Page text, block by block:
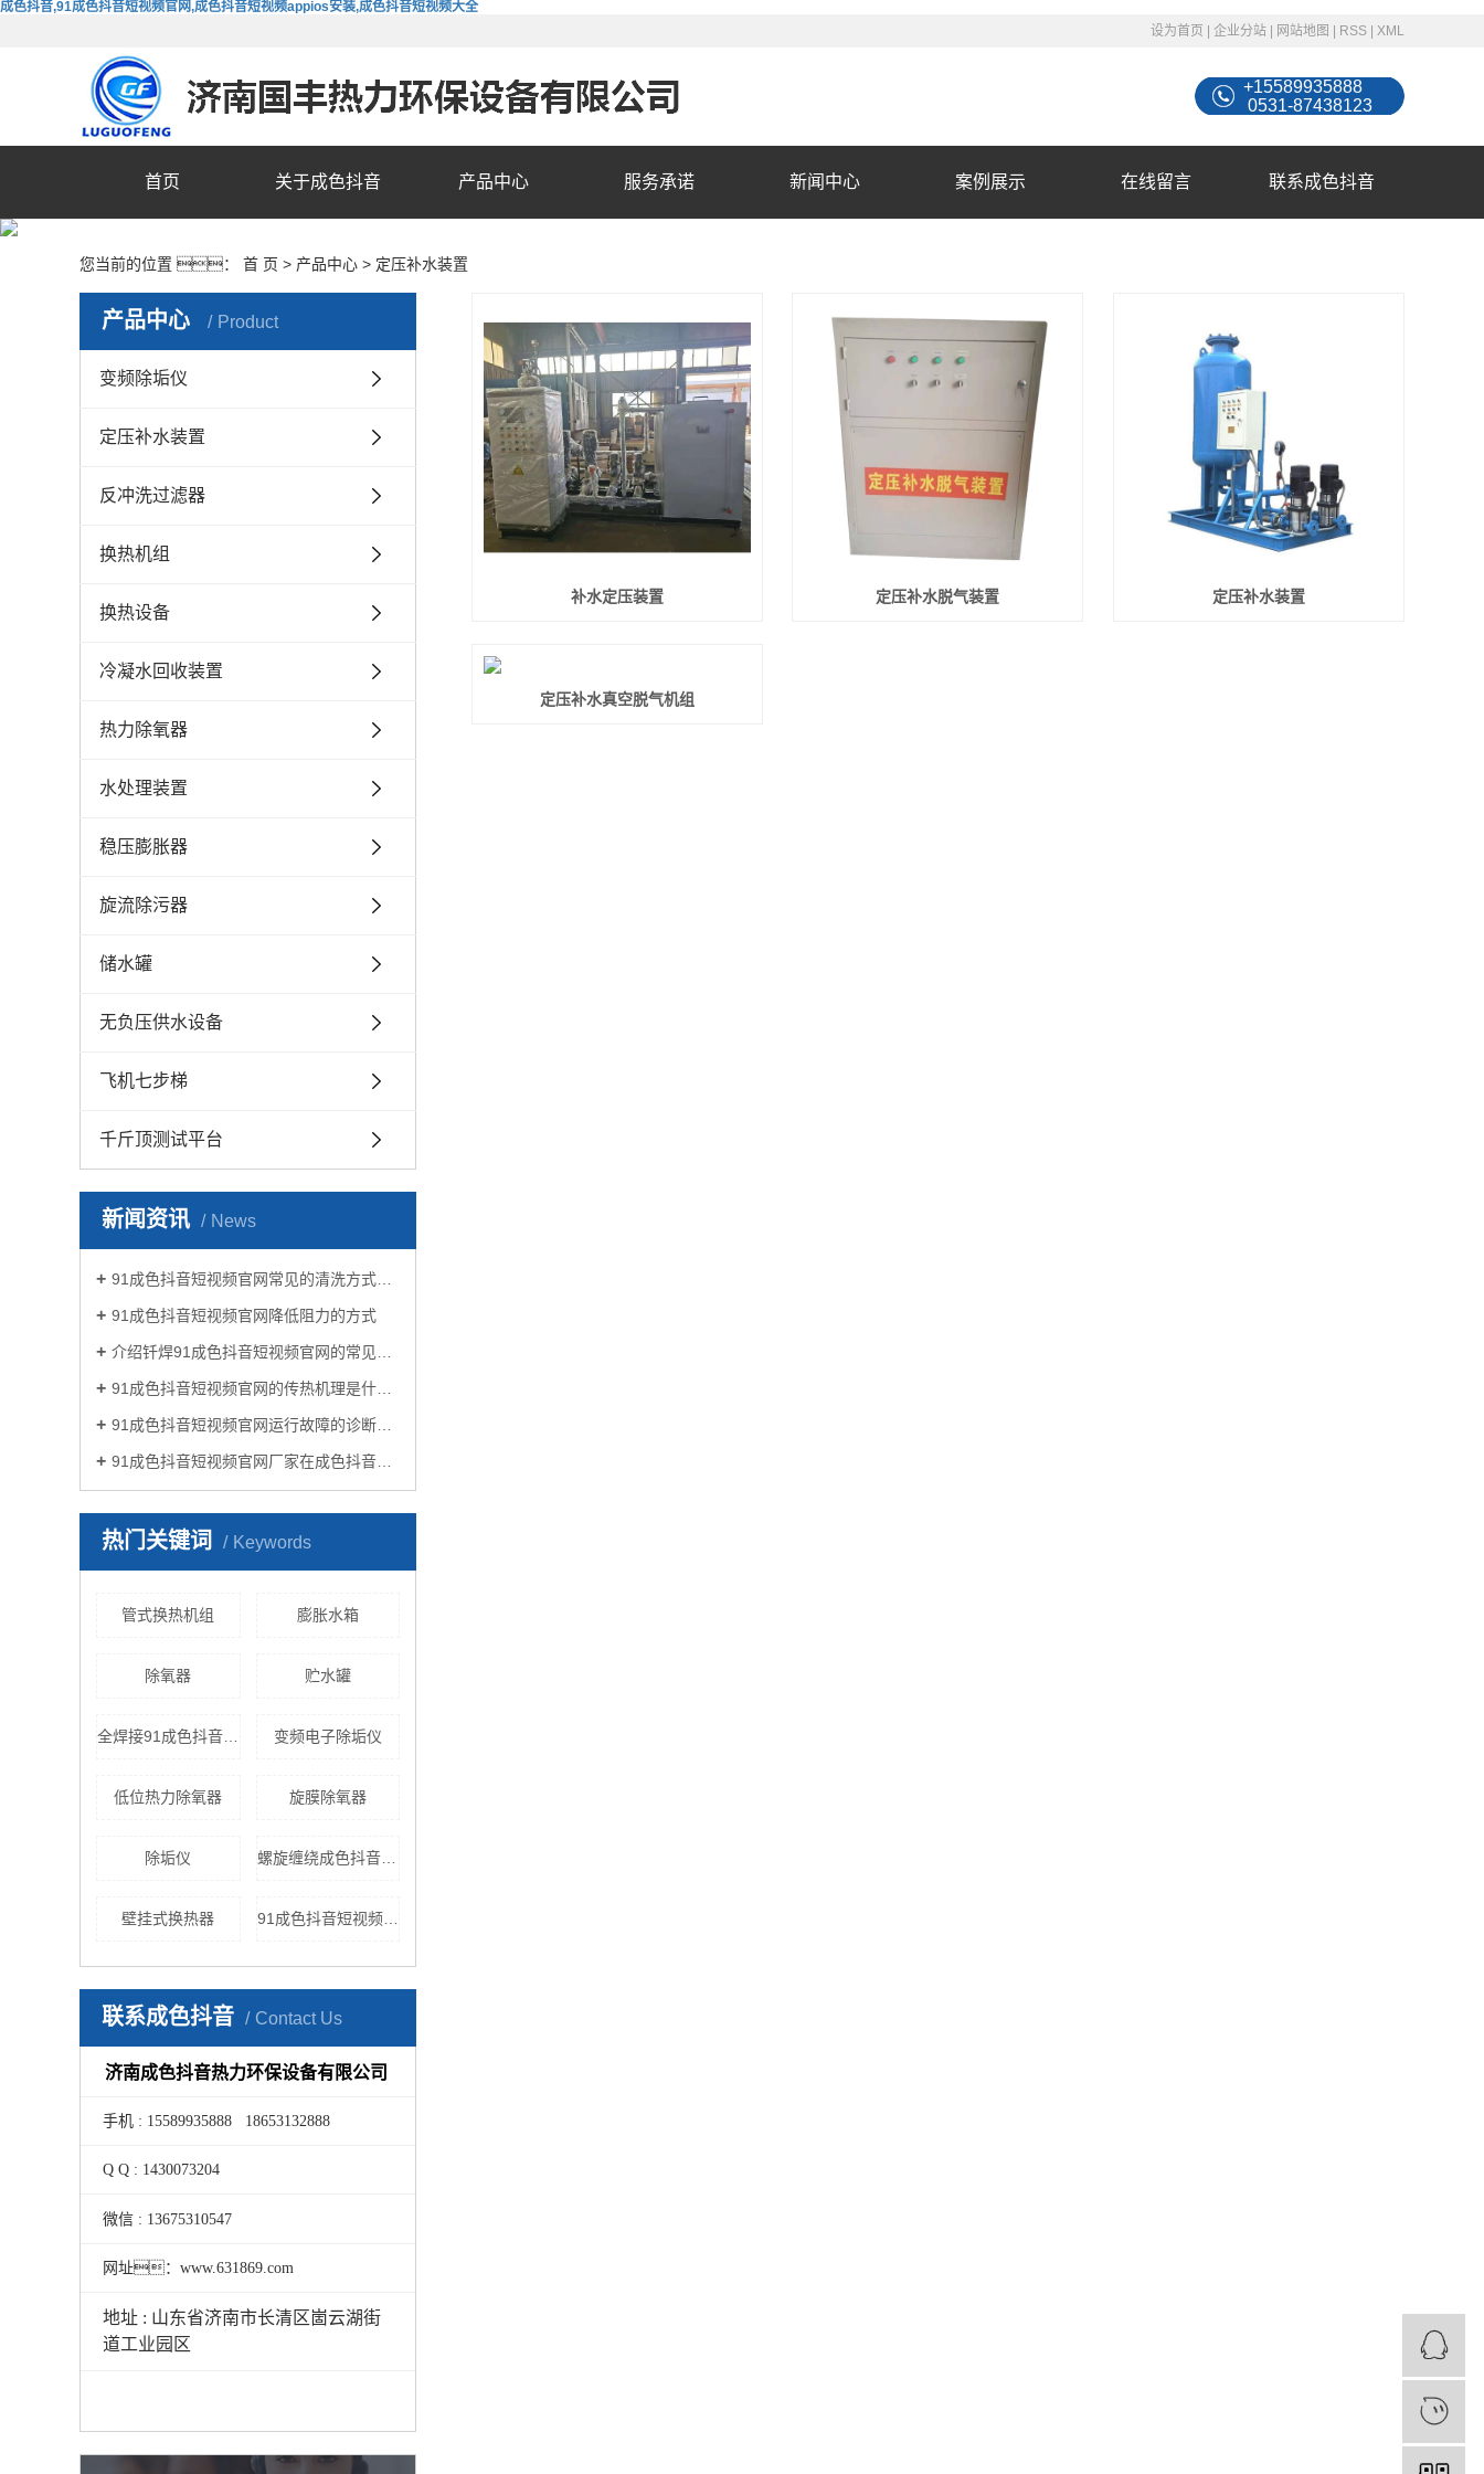
成色抖音,91成色抖音短视频官网,成色抖音短视频appios安装,成色抖音短视频大全
设为首页
企业分站 网站地图 RSS XML
+15589935888
0531-87438123
首页 关于成色抖音 产品中心 服务承诺 新闻中心 案例展示 在线留言 联系成色抖音
您当前的位置 ： 首 页 > 产品中心 > 定压补水装置
产品中心 Product
变频除垢仪
定压补水装置
反冲洗过滤器
换热机组
换热设备
冷凝水回收装置
热力除氧器
水处理装置
稳压膨胀器
旋流除污器
储水罐
无负压供水设备
飞机七步梯
千斤顶测试平台
新闻资讯 News
91成色抖音短视频官网常见的清洗方式有哪些？
91成色抖音短视频官网降低阻力的方式
介绍钎焊91成色抖音短视频官网的常见类型有哪些
91成色抖音短视频官网的传热机理是什么?
91成色抖音短视频官网运行故障的诊断及处理方法
91成色抖音短视频官网厂家在成色抖音生活中有哪些作用？
热门关键词 Keywords
管式换热机组 膨胀水箱
除氧器 贮水罐
变频电子除垢仪
低位热力除氧器 旋膜除氧器
除垢仪 螺旋缠绕成色抖音短视频appios安装
壁挂式换热器 91成色抖音短视频官网换热机组
联系成色抖音 Contact Us
济南成色抖音热力环保设备有限公司
手机 : 15589935888 18653132888
Q Q : 1430073204
微信 : 13675310547
网址：www.631869.com
地址 : 山东省济南市长清区崮云湖街
道工业园区
补水定压装置 定压补水脱气装置 定压补水装置
定压补水真空脱气机组